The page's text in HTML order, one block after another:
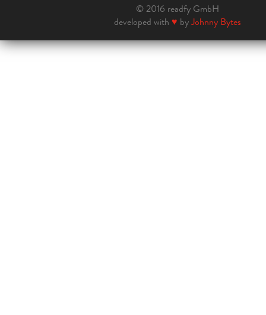
© 2016 readfy GmbH
developed with ♥ byJohnny Bytes